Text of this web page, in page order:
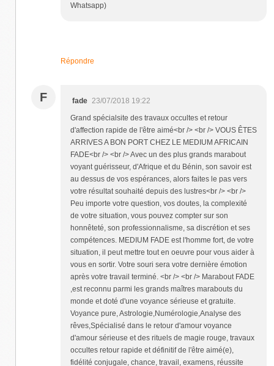
Whatsapp)
Répondre
F fade 23/07/2018 19:22
Grand spécialsite des travaux occultes et retour
d'affection rapide de l'être aimé<br /> <br /> VOUS ÊTES
ARRIVES A BON PORT CHEZ LE MEDIUM AFRICAIN
FADE<br /> <br /> Avec un des plus grands marabout
voyant guérisseur, d'Afrique et du Bénin, son savoir est
au dessus de vos espérances, alors faites le pas vers
votre résultat souhaité depuis des lustres<br /> <br />
Peu importe votre question, vos doutes, la complexité
de votre situation, vous pouvez compter sur son
honnêteté, son professionnalisme, sa discrétion et ses
compétences. MEDIUM FADE est l'homme fort, de votre
situation, il peut mettre tout en oeuvre pour vous aider à
vous en sortir. Votre souri sera votre dernière émotion
après votre travail terminé. <br /> <br /> Marabout FADE
,est reconnu parmi les grands maîtres marabouts du
monde et doté d'une voyance sérieuse et gratuite.
Voyance pure, Astrologie,Numérologie,Analyse des
rêves,Spécialisé dans le retour d'amour voyance
d'amour sérieuse et des rituels de magie rouge, travaux
occultes retour rapide et définitif de l'être aimé(e),
fidélité conjugale, chance, travail, examens, réussite